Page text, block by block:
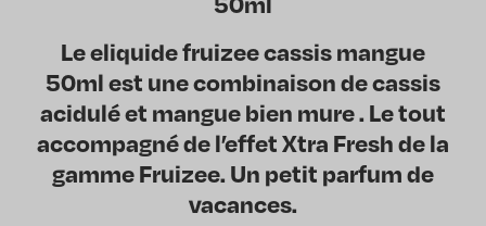
Le eliquide fruizee cassis mangue
50ml est une combinaison de cassis
acidulé et mangue bien mure . Le tout
accompagné de l’effet Xtra Fresh de la
gamme Fruizee. Un petit parfum de
vacances.